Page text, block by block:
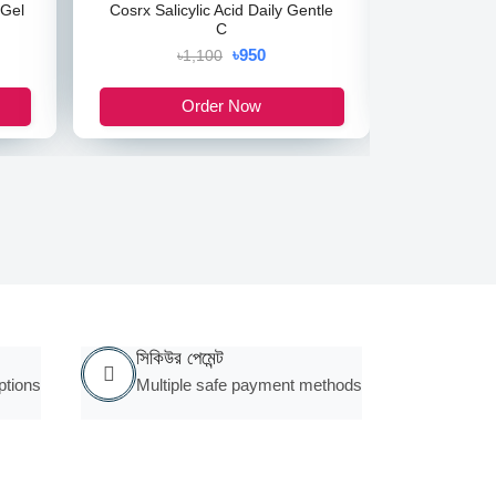
Cosrx Salicylic Acid Daily Gentle
C
৳1,100 ৳950
Order Now
সিকিউর পেমেন্ট
Multiple safe payment methods